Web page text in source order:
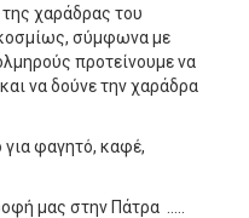
χαράδρας του
σύμφωνα με
προτείνουμε να
να δούνε την χαράδρα
φαγητό, καφέ,
μας στην Πάτρα …..